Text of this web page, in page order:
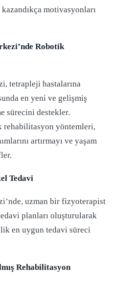
motivasyonları
Robotik
tetrapleji hastalarına
en yeni ve gelişmiş
sürecini destekler.
rehabilitasyon yöntemleri,
artırmayı ve yaşam
Tedavi
uzman bir fizyoterapist
planları oluşturularak
en uygun tedavi süreci
Rehabilitasyon